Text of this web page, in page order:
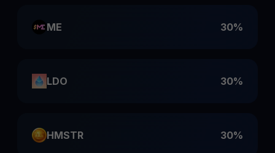
ME 30%
LDO 30%
HMSTR 30%